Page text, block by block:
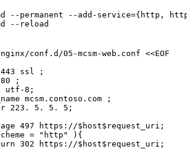
--permanent --add-service={http,
--reload
conf.d/05-mcsm-web.conf <<EOF
ssl ;
;
utf-8;
mcsm.contoso.com ;
223. 5. 5. 5;
497 https://$host$request_uri;
= "http" ){
302 https://$host$request_uri;